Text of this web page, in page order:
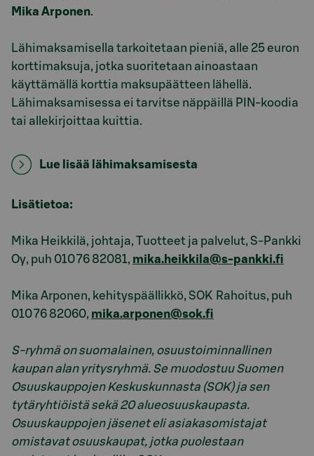
Mika Arponen.
Lähimaksamisella tarkoitetaan pieniä, alle 25 euron
korttimaksuja, jotka suoritetaan ainoastaan
käyttämällä korttia maksupäätteen lähellä.
Lähimaksamisessa ei tarvitse näppäillä PIN-koodia
tai allekirjoittaa kuittia.
Lue lisää lähimaksamisesta
Lisätietoa:
Mika Heikkilä, johtaja, Tuotteet ja palvelut, S-Pankki
Oy, puh 010 76 82081, mika.heikkila@s-pankki.fi
Mika Arponen, kehityspäällikkö, SOK Rahoitus, puh
010 76 82060, mika.arponen@sok.fi
S-ryhmä on suomalainen, osuustoiminnallinen
kaupan alan yritysryhmä. Se muodostuu Suomen
Osuuskauppojen Keskuskunnasta (SOK) ja sen
tytäryhtiöistä sekä 20 alueosuuskaupasta.
Osuuskauppojen jäsenet eli asiakasomistajat
omistavat osuuskaupat, jotka puolestaan